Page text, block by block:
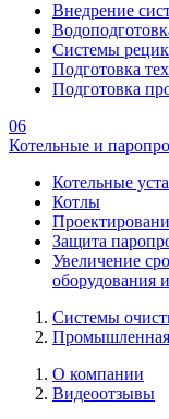
Внедрение
Системы
Подготовка
Подготовка
06
Котельные и
Котельные
Котлы
Защита
Увеличение
оборудования
Системы
О компании
Видеоотзывы